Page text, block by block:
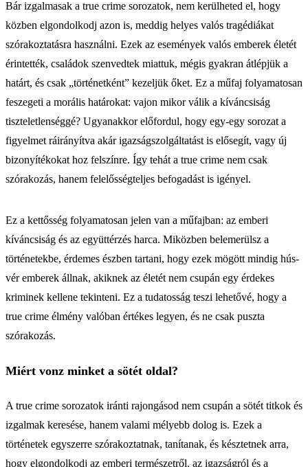
Bár izgalmasak a true crime sorozatok, nem kerülheted el, hogy
közben elgondolkodj azon is, meddig helyes valós tragédiákat
szórakoztatásra használni. Ezek az események valós emberek életét
érintették, családok szenvedtek miattuk, mégis gyakran átlépjük a
határt, és csak „történetként” kezeljük őket. Ez a műfaj folyamatosan
feszegeti a morális határokat: vajon mikor válik a kíváncsiság
tiszteletlenséggé? Ugyanakkor előfordul, hogy egy-egy sorozat a
figyelmet ráirányítva akár igazságszolgáltatást is elősegít, vagy új
bizonyítékokat hoz felszínre. Így tehát a true crime nem csak
szórakozás, hanem felelősségteljes befogadást is igényel.
Ez a kettősség folyamatosan jelen van a műfajban: az emberi
kíváncsiság és az együttérzés harca. Miközben belemerülsz a
történetekbe, érdemes észben tartani, hogy ezek mögött mindig hús-
vér emberek állnak, akiknek az életét nem csupán egy érdekes
kriminek kellene tekinteni. Ez a tudatosság teszi lehetővé, hogy a
true crime élmény valóban értékes legyen, és ne csak puszta
szórakozás.
Miért vonz minket a sötét oldal?
A true crime sorozatok iránti rajongásod nem csupán a sötét titkok és
izgalmak keresése, hanem valami mélyebb dolog is. Ezek a
történetek egyszerre szórakoztatnak, tanítanak, és késztetnek arra,
hogy elgondolkodj az emberi természetről, az igazságról és a